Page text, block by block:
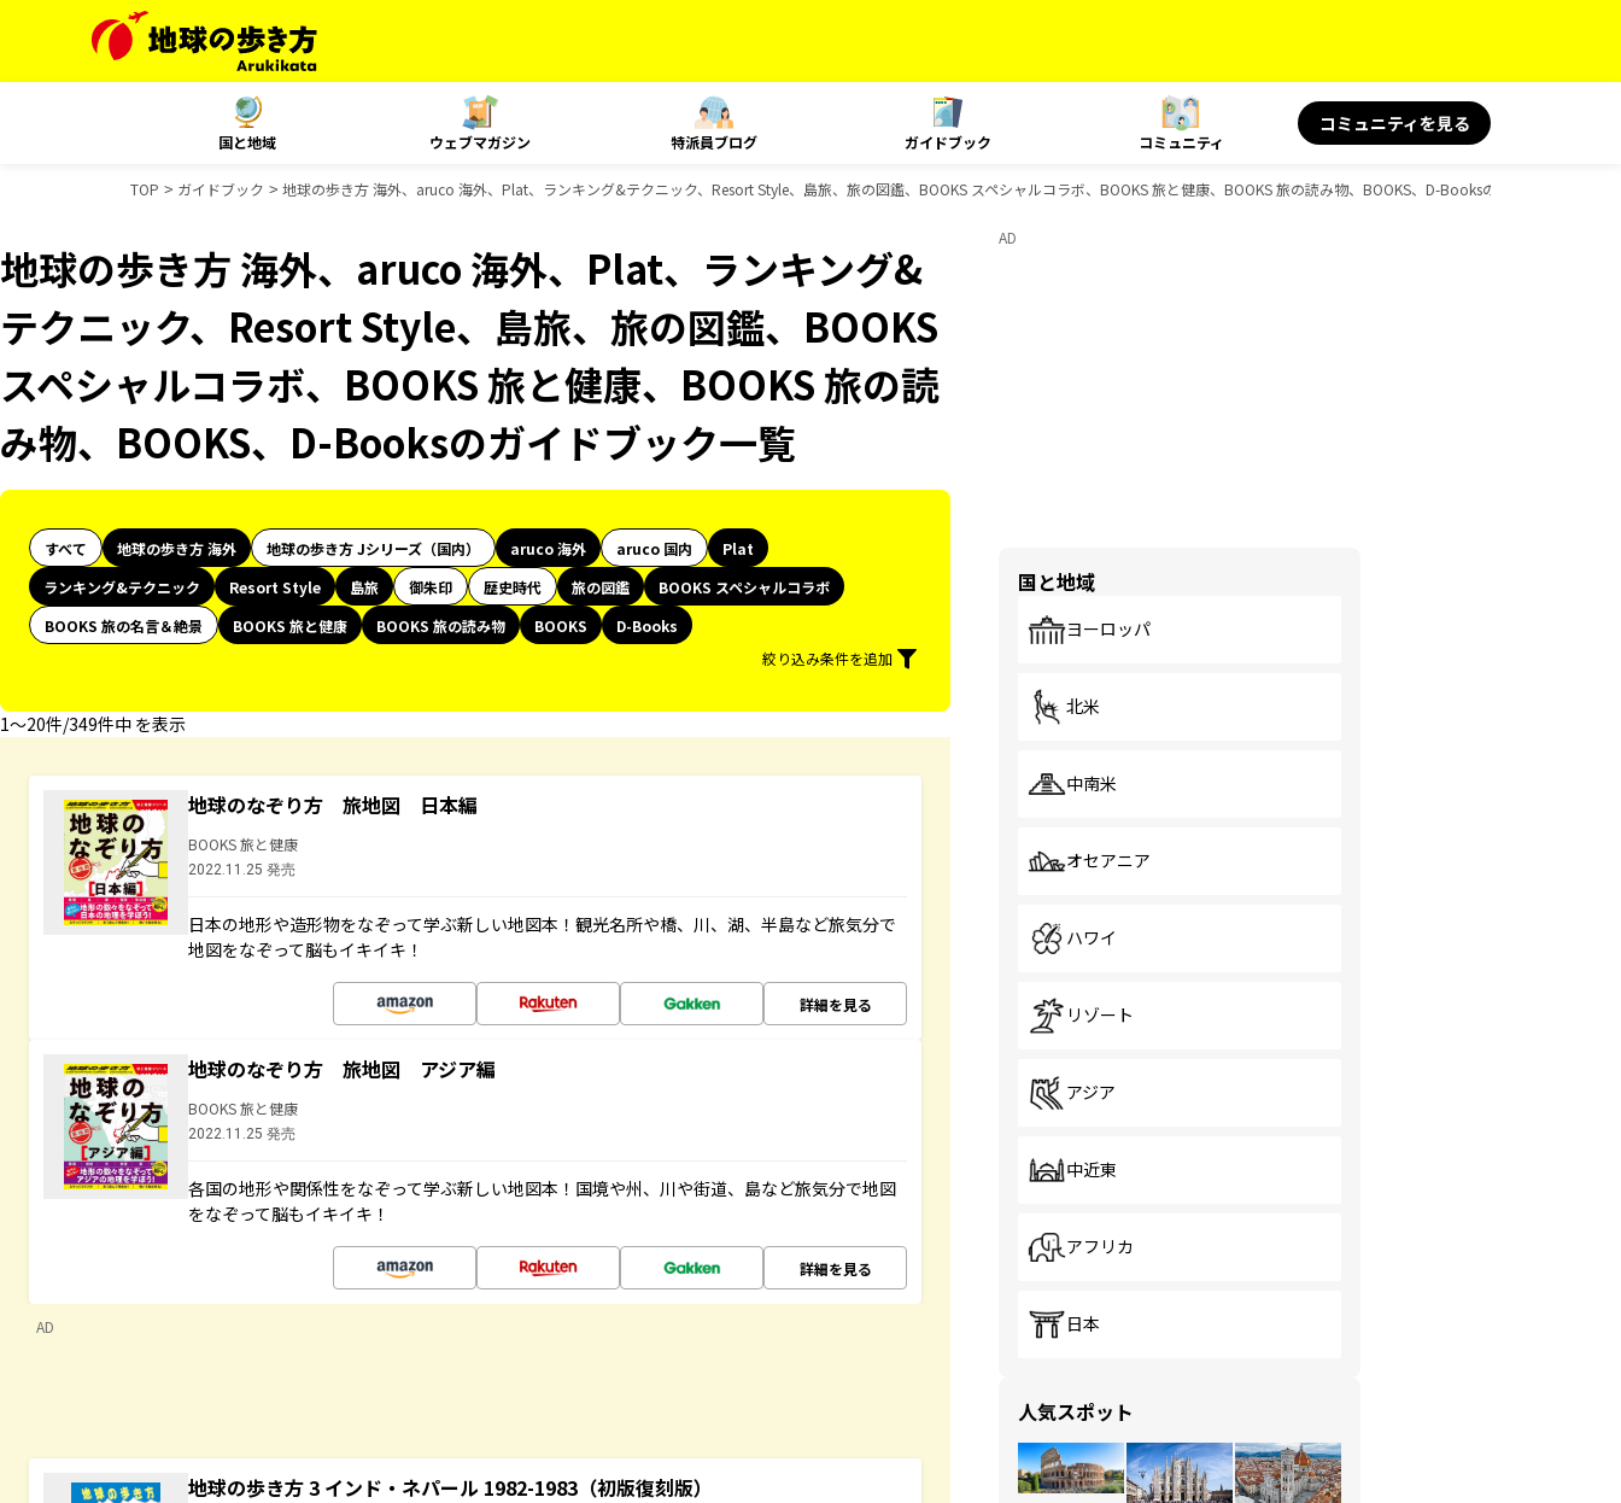
国と地域 ウェブマガジン 特派員ブログ ガイドブック コミュニティ
コミュニティを見る
TOP ガイドブック 地球の歩き方 海外、aruco 海外、Plat、ランキング&テクニック、Resort Style、島旅、旅の図鑑、BOOKS スペシャルコラボ、BOOKS 旅と健康、BOOKS 旅の読み物、BOOKS、D-Booksのガイドブック一覧
地球の歩き方 海外、aruco 海外、Plat、ランキング&
テクニック、Resort Style、島旅、旅の図鑑、BOOKS
スペシャルコラボ、BOOKS 旅と健康、BOOKS 旅の読
み物、BOOKS、D-Booksのガイドブック一覧
すべて 地球の歩き方 海外 地球の歩き方 Jシリーズ（国内） aruco 海外 aruco 国内
Plat
ランキング&テクニック
Resort Style 島旅 御朱印 歴史時代 旅の図鑑
BOOKS スペシャルコラボ
BOOKS 旅の名言＆絶景
BOOKS 旅と健康 BOOKS 旅の読み物 BOOKS
D-Books
絞り込み条件を追加
1〜20件/349件中 を表示
地球のなぞり方 旅地図 日本編
BOOKS 旅と健康
2022.11.25 発売
日本の地形や造形物をなぞって学ぶ新しい地図本！観光名所や橋、川、湖、半島など旅気分で
地図をなぞって脳もイキイキ！
詳細を見る
地球のなぞり方 旅地図 アジア編
BOOKS 旅と健康
2022.11.25 発売
各国の地形や関係性をなぞって学ぶ新しい地図本！国境や州、川や街道、島など旅気分で地図
をなぞって脳もイキイキ！
詳細を見る
AD
地球の歩き方 3 インド・ネパール 1982-1983（初版復刻版）
AD
国と地域
ヨーロッパ
北米
中南米
オセアニア
ハワイ
リゾート
アジア
中近東
アフリカ
日本
人気スポット